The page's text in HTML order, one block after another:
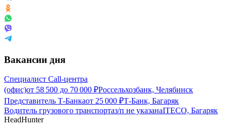
Вакансии дня
Специалист Call-центра
(офис)от 58 500 до 70 000 ₽Россельхозбанк, Челябинск
Представитель Т-Банкаот 25 000 ₽Т-Банк, Багаряк
Водитель грузового транспортаз/п не указанаITECO, Багаряк
HeadHunter